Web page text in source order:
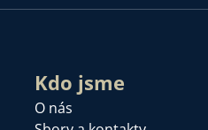
Kdo jsme
O nás